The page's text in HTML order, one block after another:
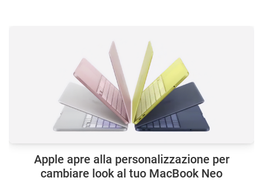
Apple apre alla personalizzazione per
cambiare look al tuo MacBook Neo